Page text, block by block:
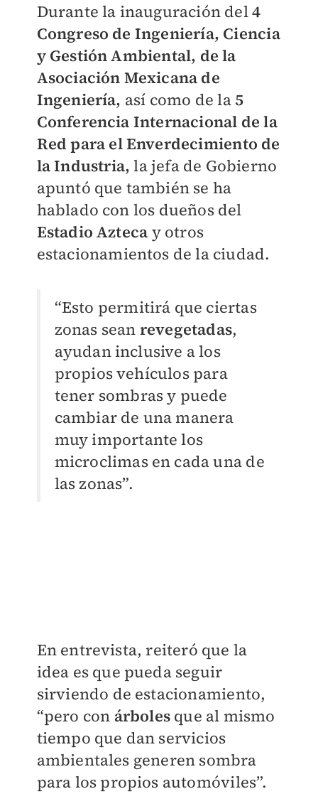
Durante la inauguración del4
Congreso de Ingeniería, Ciencia
y Gestión Ambiental, de la
Asociación Mexicana de
Ingeniería, así como de la 5
Conferencia Internacional de la
Red para el Enverdecimiento de
la Industria, la jefa de Gobierno
apuntó que también se ha
hablado con los dueños del
Estadio Azteca y otros
estacionamientos de la ciudad.
“Esto permitirá que ciertas
zonas sean revegetadas,
ayudan inclusive a los
propios vehículos para
tener sombras y puede
cambiar de una manera
muy importante los
microclimas en cada una de
las zonas”.
En entrevista, reiteró que la
idea es que pueda seguir
sirviendo de estacionamiento,
“pero con árboles que al mismo
tiempo que dan servicios
ambientales generen sombra
para los propios automóviles”.